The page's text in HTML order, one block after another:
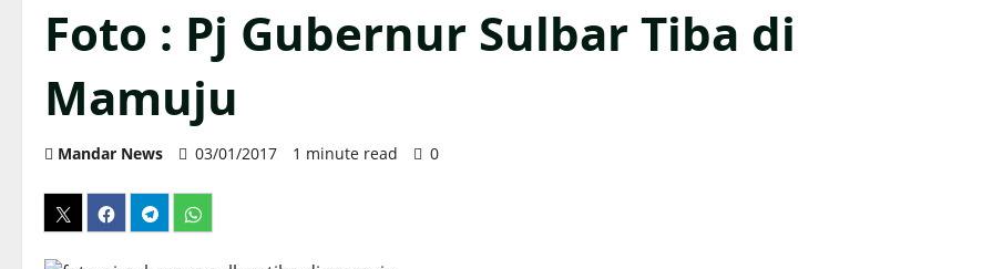
Foto : Pj Gubernur Sulbar Tiba di
Mamuju
Mandar News 03/01/2017 1 minute read 0